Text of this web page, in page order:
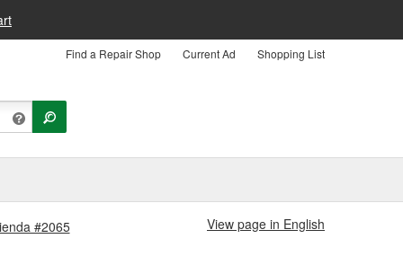
Find a Repair Shop Current Ad Shopping List
#2065
View page in English